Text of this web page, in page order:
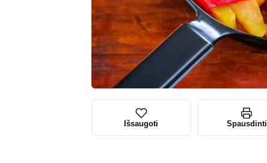
Išsaugoti Spausdinti